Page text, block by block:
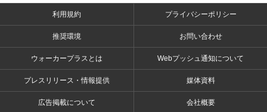
利用規約 プライバシーポリシー
推奨環境 お問い合わせ
ウォーカープラスとは Webプッシュ通知について
プレスリリース・情報提供 媒体資料
広告掲載について 会社概要